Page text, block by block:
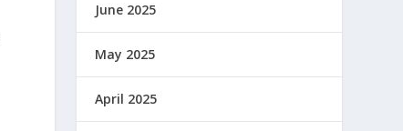
June 2025
May 2025
April 2025